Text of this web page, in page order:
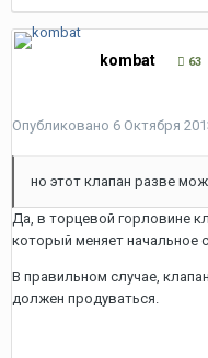
kombat 63
Опубликовано 6 Октября
но этот клапан разве
Да, в торцевой горловине
который меняет начальное
В правильном случае,
должен продуваться.